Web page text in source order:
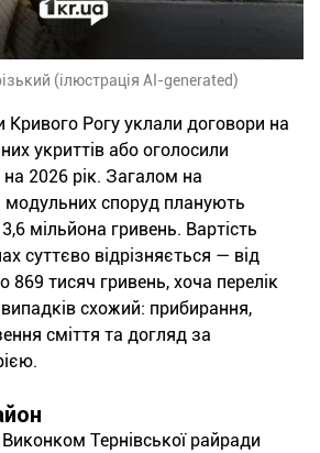
(ілюстрація AI-generated)
Кривого Рогу уклали договори на
укриттів або оголосили
на 2026 рік. Загалом на
модульних споруд планують
мільйона гривень. Вартість
суттєво відрізняється — від
тисяч гривень, хоча перелік
випадків схожий: прибирання,
сміття та догляд за
Тернівської райради